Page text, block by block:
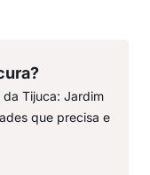
da Tijuca: Jardim
que precisa e